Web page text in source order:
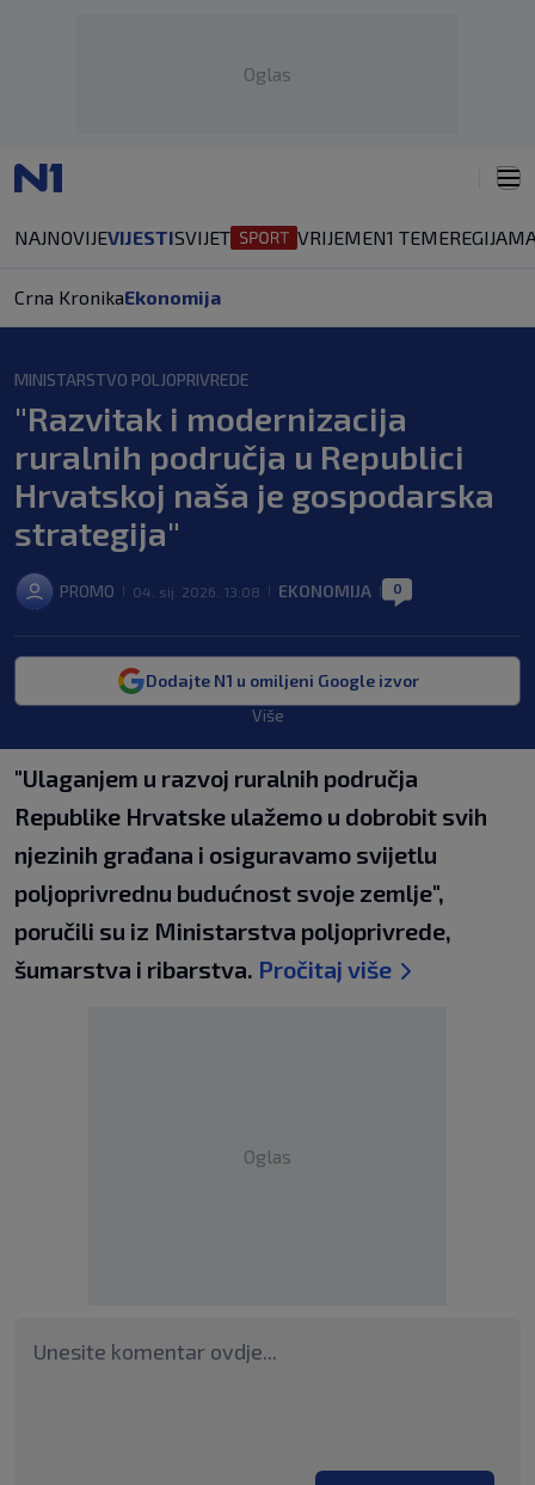
Oglas
NAJNOVIJEVIJESTISVIJET VRIJEMEN1 TEMEREGIJA
Crna KronikaEkonomija
MINISTARSTVO POLJOPRIVREDE
"Razvitak i modernizacija
ruralnih područja u Republici
Hrvatskoj naša je gospodarska
strategija"
PROMO 04. sij. 2026. 13:08 EKONOMIJA 0
Dodajte N1 u omiljeni Google izvor
Više
"Ulaganjem u razvoj ruralnih područja
Republike Hrvatske ulažemo u dobrobit svih
njezinih građana i osiguravamo svijetlu
poljoprivrednu budućnost svoje zemlje",
poručili su iz Ministarstva poljoprivrede,
šumarstva i ribarstva. Pročitaj više
Oglas